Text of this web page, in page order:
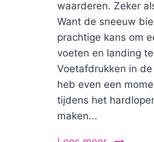
waarderen. Zeker
Want de sneeuw
prachtige kans om
voeten en landing
Voetafdrukken in
heb even een
tijdens het
maken...